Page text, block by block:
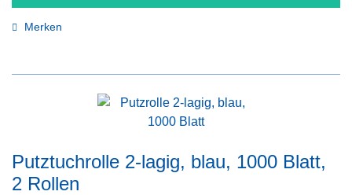
Merken
Putztuchrolle 2-lagig, blau, 1000 Blatt,
2 Rollen